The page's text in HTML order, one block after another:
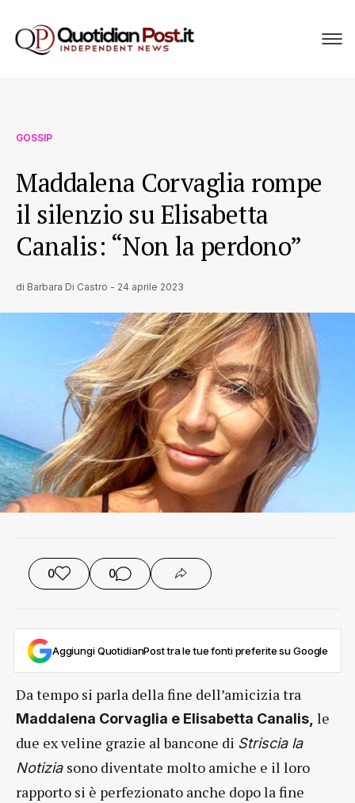
GOSSIP
Maddalena Corvaglia rompe
il silenzio su Elisabetta
Canalis: “Non la perdono”
di Barbara Di Castro - 24 aprile 2023
0 0
Aggiungi QuotidianPost tra le tue fonti preferite su Google
Da tempo si parla della fine dell’amicizia tra
Maddalena Corvaglia e Elisabetta Canalis, le
due ex veline grazie al bancone di Striscia la
Notizia sono diventate molto amiche e il loro
rapporto si è perfezionato anche dopo la fine